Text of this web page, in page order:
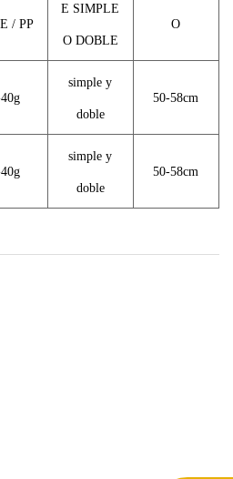
/ PP
E SIMPLE
O DOBLE
O
simple y
doble
50-58cm
simple y
doble
50-58cm